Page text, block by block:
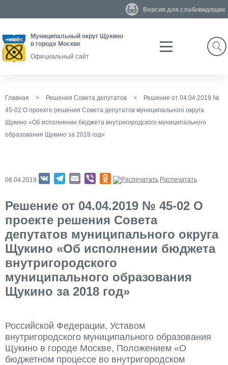
Версия для слабовидящих
Муниципальный округ Щукино
в городе Москве
Официальный сайт
Search
Главная > Решения Совета депутатов >
Решение от 04.04.2019 №
45-02 О проекте решения Совета депутатов муниципального округа
Щукино «Об исполнении бюджета внутригородского муниципального
образования Щукино за 2018 год»
08.04.2019 VK Telegram
Email ViberOdnoklassnikiРаспечатать
Решение от 04.04.2019 № 45-02 О
проекте решения Совета
депутатов муниципального округа
Щукино «Об исполнении бюджета
внутригородского
муниципального образования
Щукино за 2018 год»
Российской Федерации, Уставом
внутригородского муниципального образования
Щукино в городе Москве, Положением «О
бюджетном процессе во внутригородском